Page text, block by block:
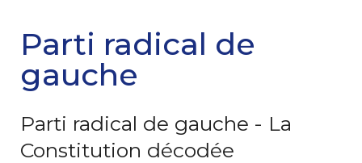
Parti radical de
gauche
Parti radical de gauche - La
Constitution décodée